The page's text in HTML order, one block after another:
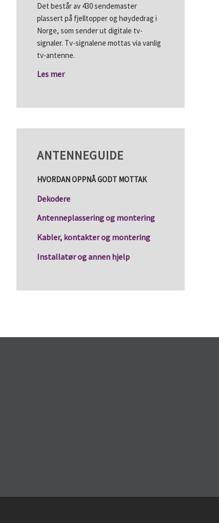
Det består av 430 sendemaster
plassert på fjelltopper og høydedrag i
Norge, som sender ut digitale tv-
signaler. Tv-signalene mottas via vanlig
tv-antenne.
Les mer
ANTENNEGUIDE
HVORDAN OPPNÅ GODT MOTTAK
Dekodere
Antenneplassering og montering
Kabler, kontakter og montering
Installatør og annen hjelp